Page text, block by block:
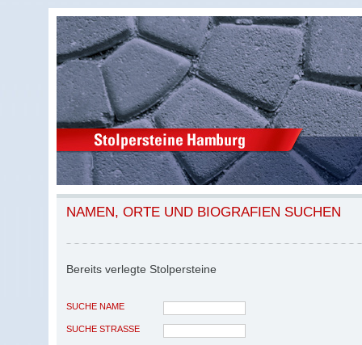
NAMEN, ORTE UND BIOGRAFIEN SUCHEN
Bereits verlegte Stolpersteine
SUCHE NAME
SUCHE STRASSE